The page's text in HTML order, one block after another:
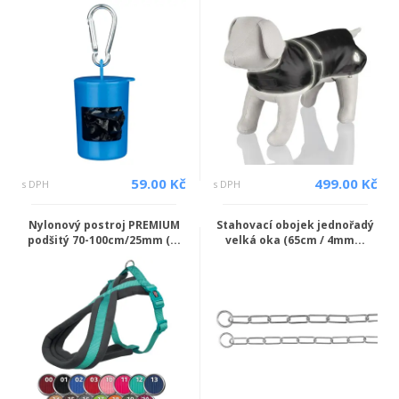
s DPH 59.00 Kč s DPH 499.00 Kč
Nylonový postroj PREMIUM
podšitý 70-100cm/25mm (...
Stahovací obojek jednořadý
velká oka (65cm / 4mm...